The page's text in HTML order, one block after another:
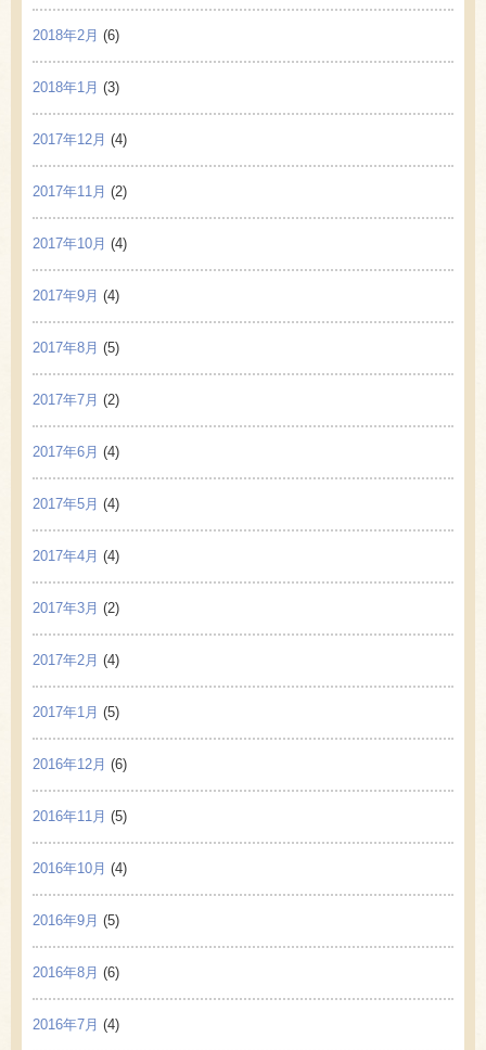
2018年2月 (6)
2018年1月 (3)
2017年12月 (4)
2017年11月 (2)
2017年10月 (4)
2017年9月 (4)
2017年8月 (5)
2017年7月 (2)
2017年6月 (4)
2017年5月 (4)
2017年4月 (4)
2017年3月 (2)
2017年2月 (4)
2017年1月 (5)
2016年12月 (6)
2016年11月 (5)
2016年10月 (4)
2016年9月 (5)
2016年8月 (6)
2016年7月 (4)